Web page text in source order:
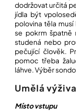
dodržovat určitá
jídla být
polovina těla
se pokrm špatně
studená nebo
pečující člověk.
pomoc třeba
láhve. Výběr
Umělá
Místo vstupu